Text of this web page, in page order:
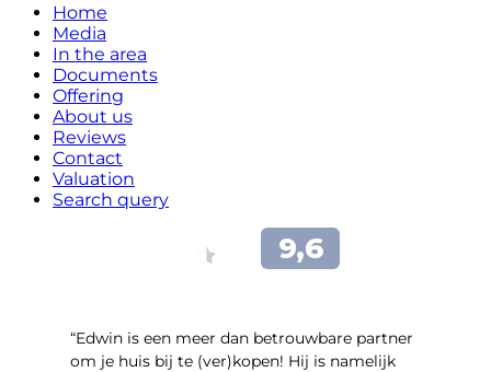
Home
Media
In the area
Documents
Offering
About us
Reviews
Contact
Valuation
Search query
“Edwin is een meer dan betrouwbare partner
om je huis bij te (ver)kopen! Hij is namelijk